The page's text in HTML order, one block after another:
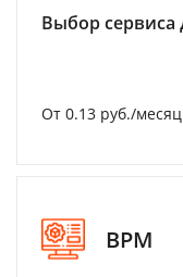
Выбор сервиса
От 0.13 руб./месяц
BPM